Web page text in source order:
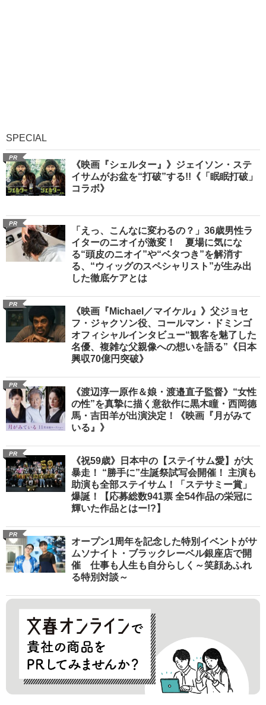
SPECIAL
PR
《映画『シェルター』》ジェイソン・ステ
イサムがお盆を“打破”する!!《「眠眠打破」
コラボ》
PR
「えっ、こんなに変わるの？」36歳男性ラ
イターのニオイが激変！ 夏場に気にな
る“頭皮のニオイ”や“ベタつき”を解消す
る、“ウィッグのスペシャリスト”が生み出
した徹底ケアとは
PR
《映画『Michael／マイケル』》父ジョセ
フ・ジャクソン役、コールマン・ドミンゴ
オフィシャルインタビュー“観客を魅了した
名優、複雑な父親像への想いを語る”《日本
興収70億円突破》
PR
《渡辺淳一原作＆娘・渡邉直子監督》“女性
の性”を真摯に描く意欲作に黒木瞳・西岡德
馬・吉田羊が出演決定！《映画『月がみて
いる』》
PR
《祝59歳》日本中の【ステイサム愛】が大
暴走！ “勝手に”生誕祭試写会開催！ 主演も
助演も全部ステイサム！「ステサミー賞」
爆誕！【応募総数941票 全54作品の栄冠に
輝いた作品とはー!?】
PR
オープン1周年を記念した特別イベントがサ
ムソナイト・ブラックレーベル銀座店で開
催 仕事も人生も自分らしく～笑顔あふれ
る特別対談～